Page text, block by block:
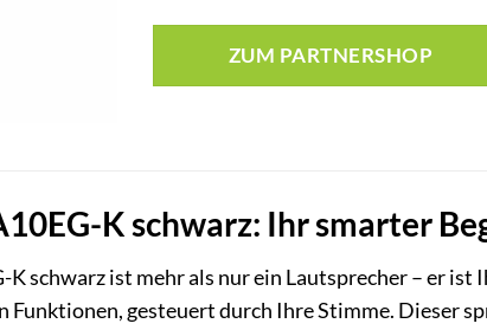
ZUM PARTNERSHOP
K schwarz: Ihr smarter
K schwarz ist mehr als nur ein Lautsprecher – er
gesteuert durch Ihre Stimme. Dieser